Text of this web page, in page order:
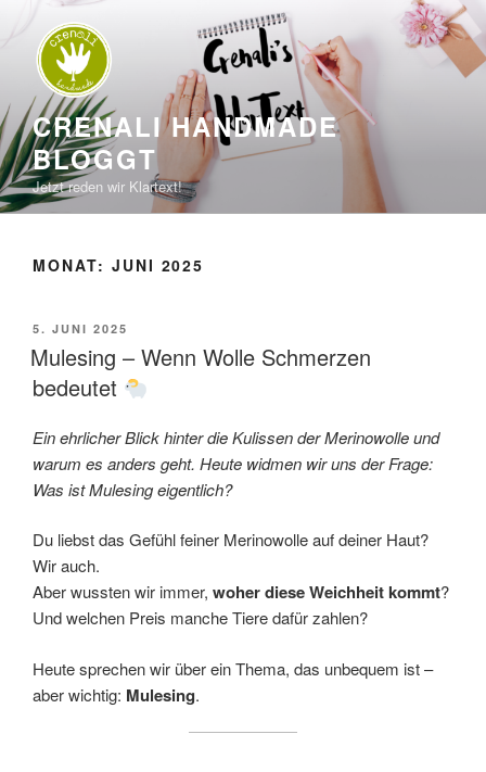
Inhalt
springen
CRENALI HANDMADE
BLOGGT
Jetzt reden wir Klartext!
MONAT: JUNI 2025
VERÖFFENTLICHT
AM
5. JUNI 2025
Mulesing – Wenn Wolle Schmerzen
bedeutet
Ein ehrlicher Blick hinter die Kulissen der Merinowolle und
warum es anders geht. Heute widmen wir uns der Frage:
Was ist Mulesing eigentlich?
Du liebst das Gefühl feiner Merinowolle auf deiner Haut?
Wir auch.
Aber wussten wir immer, woher diese Weichheit kommt?
Und welchen Preis manche Tiere dafür zahlen?
Heute sprechen wir über ein Thema, das unbequem ist –
aber wichtig: Mulesing.